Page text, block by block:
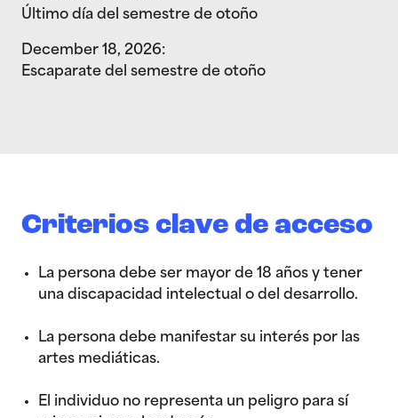
Último día del semestre de otoño
December 18, 2026:
Escaparate del semestre de otoño
Criterios clave de acceso
La persona debe ser mayor de 18 años y tener
una discapacidad intelectual o del desarrollo.
La persona debe manifestar su interés por las
artes mediáticas.
El individuo no representa un peligro para sí